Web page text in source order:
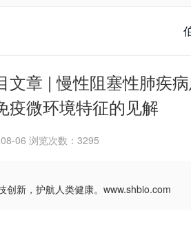
文章 | 慢性阻塞性肺疾
疫微环境特征的见解
06 浏览次数：3295
创新，护航人类健康。www.shbio.com